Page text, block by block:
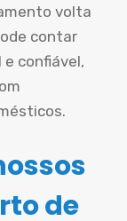
volta
contar
confiável,
de